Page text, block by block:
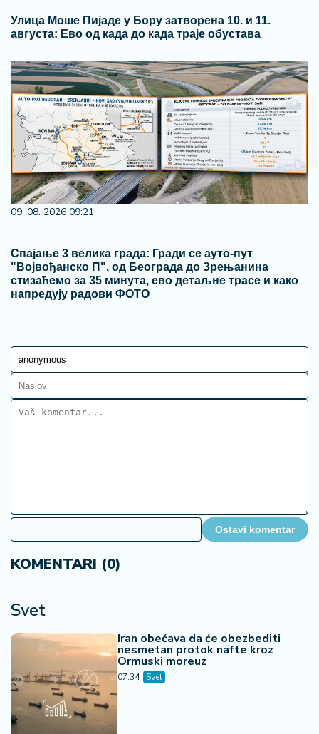
Улица Моше Пијаде у Бору затворена 10. и 11.
августа: Ево од када до када траје обустава
09. 08. 2026 09:21
Спајање 3 велика града: Гради се ауто-пут
"Војвођанско П", од Београда до Зрењанина
стизаћемо за 35 минута, ево детаљне трасе и како
напредују радови ФОТО
Ostavi komentar
KOMENTARI (0)
Svet
Iran obećava da će obezbediti
nesmetan protok nafte kroz
Ormuski moreuz
07:34 Svet